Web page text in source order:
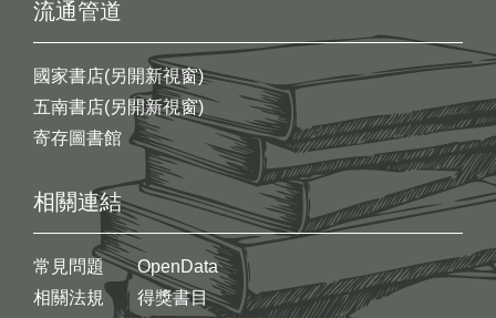
流通管道
國家書店(另開新視窗)
五南書店(另開新視窗)
寄存圖書館
相關連結
常見問題
相關法規
OpenData
得獎書目